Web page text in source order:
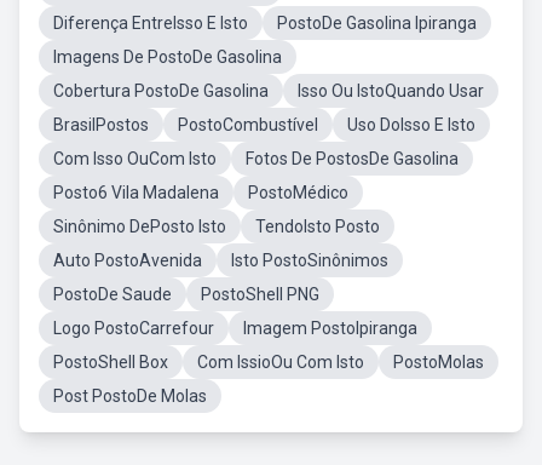
Diferença EntreIsso E Isto
PostoDe Gasolina Ipiranga
Imagens De PostoDe Gasolina
Cobertura PostoDe Gasolina
Isso Ou IstoQuando Usar
BrasilPostos
PostoCombustível
Uso DoIsso E Isto
Com Isso OuCom Isto
Fotos De PostosDe Gasolina
Posto6 Vila Madalena
PostoMédico
Sinônimo DePosto Isto
TendoIsto Posto
Auto PostoAvenida
Isto PostoSinônimos
PostoDe Saude
PostoShell PNG
Logo PostoCarrefour
Imagem PostoIpiranga
PostoShell Box
Com IssioOu Com Isto
PostoMolas
Post PostoDe Molas